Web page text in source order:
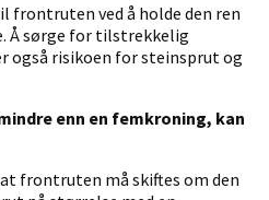
frontruten ved å holde den ren
Å sørge for tilstrekkelig
også risikoen for steinsprut og
enn en femkroning, kan
frontruten må skiftes om den